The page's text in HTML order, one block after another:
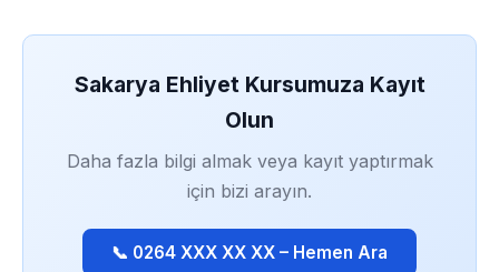
Sakarya Ehliyet Kursumuza Kayıt
Olun
Daha fazla bilgi almak veya kayıt yaptırmak
için bizi arayın.
📞 0264 XXX XX XX – Hemen Ara